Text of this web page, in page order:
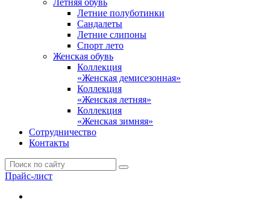
Летняя обувь
Летние полуботинки
Сандалеты
Летние слипоны
Спорт лето
Женская обувь
Коллекция
«Женская демисезонная»
Коллекция
«Женская летняя»
Коллекция
«Женская зимняя»
Сотрудничество
Контакты
Прайс-лист